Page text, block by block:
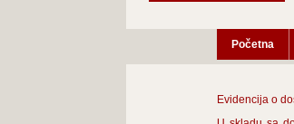
Početna
Evidencija o